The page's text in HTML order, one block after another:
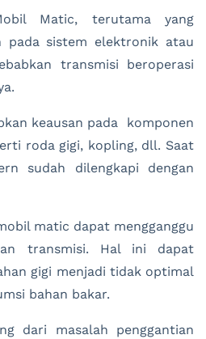
Matic, terutama yang
pada sistem elektronik atau
transmisi beroperasi
keausan pada komponen
roda gigi, kopling, dll. Saat
sudah dilengkapi dengan
matic dapat mengganggu
transmisi. Hal ini dapat
gigi menjadi tidak optimal
bahan bakar.
dari masalah penggantian